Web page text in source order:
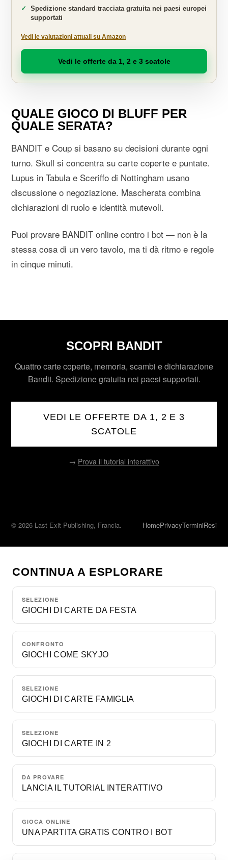
Spedizione standard tracciata gratuita nei paesi europei
supportati
Vedi le valutazioni attuali su Amazon
Vedi le offerte da 1, 2 e 3 scatole
QUALE GIOCO DI BLUFF PER
QUALE SERATA?
BANDIT e Coup si basano su decisioni durante ogni
turno. Skull si concentra su carte coperte e puntate.
Lupus in Tabula e Sceriffo di Nottingham usano
discussione o negoziazione. Mascherata combina
dichiarazioni di ruolo e identità mutevoli.
Puoi provare BANDIT online contro i bot — non è la
stessa cosa di un vero tavolo, ma ti dà ritmo e regole
in cinque minuti.
SCOPRI BANDIT
Quattro carte coperte, memoria, scambi e dichiarazione
Bandit. Spedizione gratuita nei paesi supportati.
VEDI LE OFFERTE DA 1, 2 E 3
SCATOLE
→ Prova il tutorial interattivo
© 2026 Last Exit Publishing, Francia. HomePrivacyTerminiResi
CONTINUA A ESPLORARE
SELEZIONE
GIOCHI DI CARTE DA FESTA
CONFRONTO
GIOCHI COME SKYJO
SELEZIONE
GIOCHI DI CARTE FAMIGLIA
SELEZIONE
GIOCHI DI CARTE IN 2
DA PROVARE
LANCIA IL TUTORIAL INTERATTIVO
GIOCA ONLINE
UNA PARTITA GRATIS CONTRO I BOT